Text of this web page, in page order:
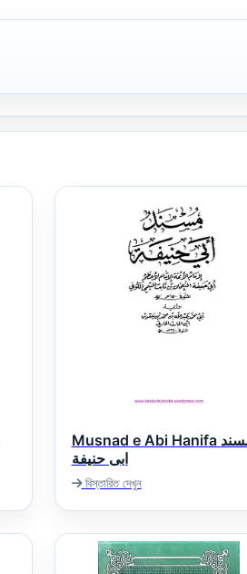
Musnad e Abi Hanifa مسند
ابى حنيفة
বিস্তারিত দেখুন